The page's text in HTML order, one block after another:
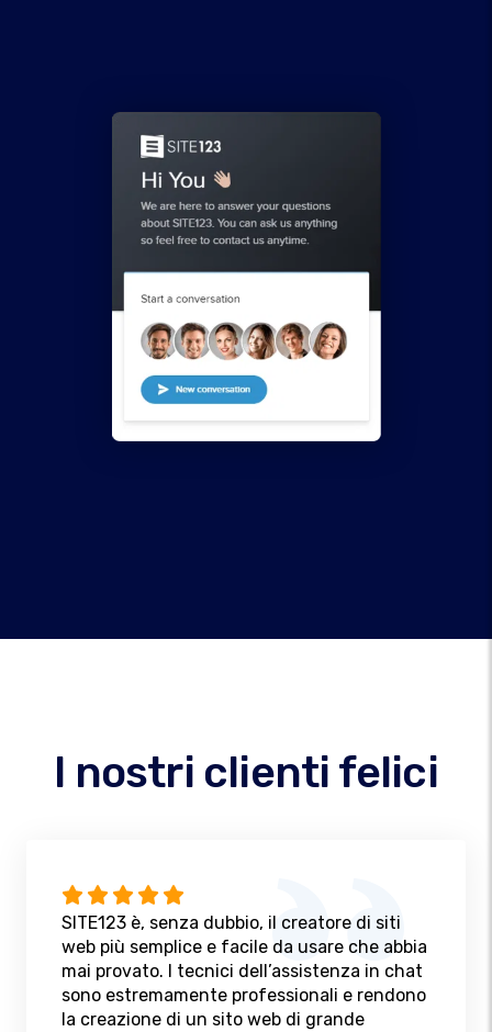
I nostri clienti felici
SITE123 è, senza dubbio, il creatore di siti
web più semplice e facile da usare che abbia
mai provato. I tecnici dell’assistenza in chat
sono estremamente professionali e rendono
la creazione di un sito web di grande